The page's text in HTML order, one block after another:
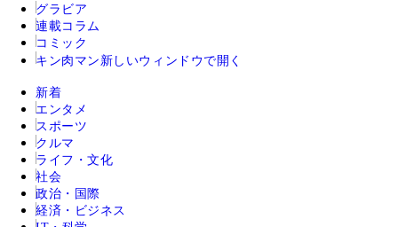
グラビア
連載コラム
コミック
キン肉マン 新しいウィンドウで開く
新着
エンタメ
スポーツ
クルマ
ライフ・文化
社会
政治・国際
経済・ビジネス